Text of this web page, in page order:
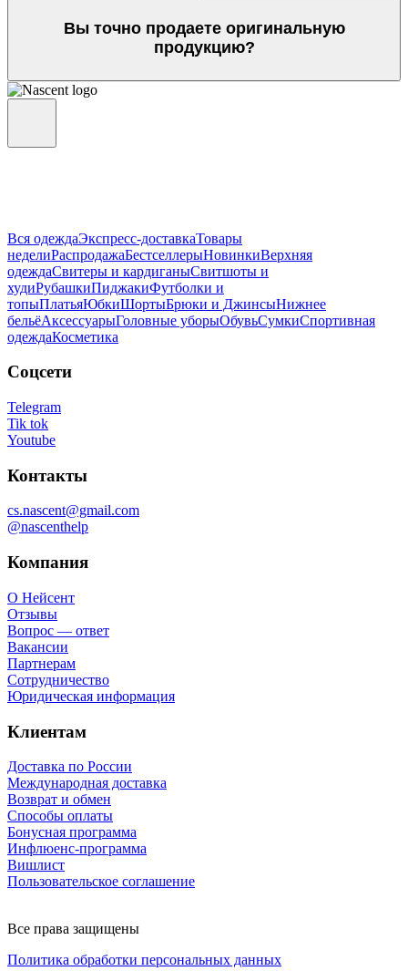
Вы точно продаете оригинальную
продукцию?
Вся одеждаЭкспресс-доставкаТовары
неделиРаспродажаБестселлерыНовинкиВерхняя
одеждаСвитеры и кардиганыСвитшоты и
худиРубашкиПиджакиФутболки и
топыПлатьяЮбкиШортыБрюки и ДжинсыНижнее
бельёАксессуарыГоловные уборыОбувьСумкиСпортивная
одеждаКосметика
Соцсети
Telegram
Tik tok
Youtube
Контакты
cs.nascent@gmail.com
@nascenthelp
Компания
О Нейсент
Отзывы
Вопрос — ответ
Вакансии
Партнерам
Сотрудничество
Юридическая информация
Клиентам
Доставка по России
Международная доставка
Возврат и обмен
Способы оплаты
Бонусная программа
Инфлюенс-программа
Вишлист
Пользовательское соглашение
Все права защищены
Политика обработки персональных данных